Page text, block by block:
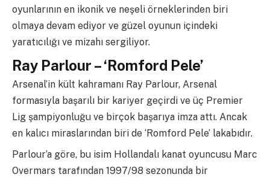
oyunlarının en ikonik ve neşeli örneklerinden biri
olmaya devam ediyor ve güzel oyunun içindeki
yaratıcılığı ve mizahı sergiliyor.
Ray Parlour – ‘Romford Pele’
Arsenal’in kült kahramanı Ray Parlour, Arsenal
formasıyla başarılı bir kariyer geçirdi ve üç Premier
Lig şampiyonluğu ve birçok başarıya imza attı. Ancak
en kalıcı miraslarından biri de ‘Romford Pele’ lakabıdır.
Parlour’a göre, bu isim Hollandalı kanat oyuncusu Marc
Overmars tarafından 1997/98 sezonunda bir